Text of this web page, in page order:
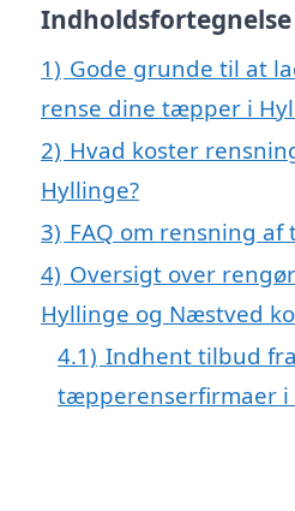
Indholdsfortegnelse
1) Gode grunde til at
rense dine tæpper i
2) Hvad koster
Hyllinge?
3) FAQ om rensning
4) Oversigt over
Hyllinge og Næstved
4.1) Indhent tilbud
tæpperenserfirmaer i